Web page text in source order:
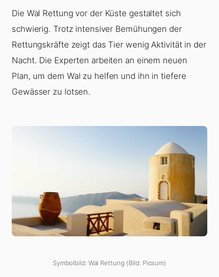
Die Wal Rettung vor der Küste gestaltet sich
schwierig. Trotz intensiver Bemühungen der
Rettungskräfte zeigt das Tier wenig Aktivität in der
Nacht. Die Experten arbeiten an einem neuen
Plan, um dem Wal zu helfen und ihn in tiefere
Gewässer zu lotsen.
Symbolbild: Wal Rettung (Bild: Picsum)